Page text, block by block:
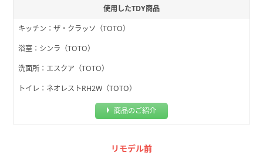
使用したTDY商品
キッチン：ザ・クラッソ（TOTO）
浴室：シンラ（TOTO）
洗面所：エスクア（TOTO）
トイレ：ネオレストRH2W（TOTO）
商品のご紹介
リモデル前